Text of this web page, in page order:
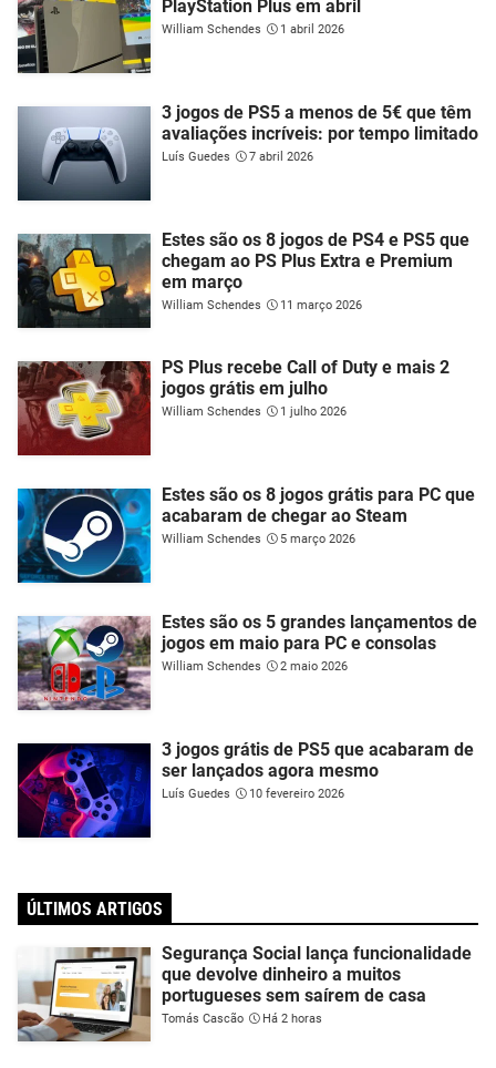
PlayStation Plus em abril
William Schendes 1 abril 2026
3 jogos de PS5 a menos de 5€ que têm
avaliações incríveis: por tempo limitado
Luís Guedes 7 abril 2026
Estes são os 8 jogos de PS4 e PS5 que
chegam ao PS Plus Extra e Premium
em março
William Schendes 11 março 2026
PS Plus recebe Call of Duty e mais 2
jogos grátis em julho
William Schendes 1 julho 2026
Estes são os 8 jogos grátis para PC que
acabaram de chegar ao Steam
William Schendes 5 março 2026
Estes são os 5 grandes lançamentos de
jogos em maio para PC e consolas
William Schendes 2 maio 2026
3 jogos grátis de PS5 que acabaram de
ser lançados agora mesmo
Luís Guedes 10 fevereiro 2026
ÚLTIMOS ARTIGOS
Segurança Social lança funcionalidade
que devolve dinheiro a muitos
portugueses sem saírem de casa
Tomás Cascão Há 2 horas